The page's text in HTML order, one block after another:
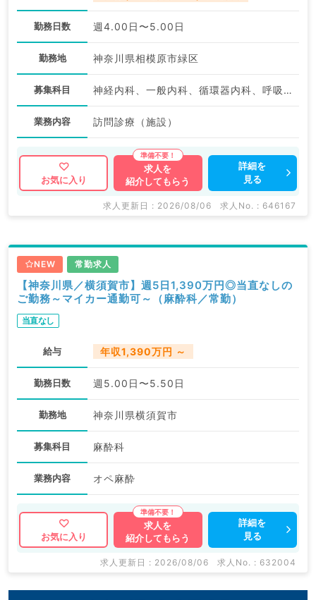
勤務日数 週4.00日〜5.00日
勤務地 神奈川県相模原市緑区
募集科目 神経内科、一般内科、循環器内科、呼吸器内科、消化器内科、内分泌・代謝内科、腎臓内科、老年内科
業務内容 訪問診療（施設）
お気に入り
求人を
紹介してもらう
詳細を
見る
求人更新日 : 2026/08/06 求人No. : 646167
NEW 常勤求人
【神奈川県／横須賀市】週5日1,390万円◎当直なしの
ご勤務～マイカー通勤可～（麻酔科／常勤）
当直なし
給与 年収1,390万円 ～
勤務日数 週5.00日〜5.50日
勤務地 神奈川県横須賀市
募集科目 麻酔科
業務内容 オペ麻酔
お気に入り
求人を
紹介してもらう
詳細を
見る
求人更新日 : 2026/08/06 求人No. : 632004